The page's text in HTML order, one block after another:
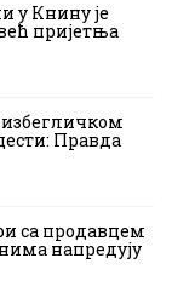
у Книну је
пријетња
Правда
са продавцем
напредују